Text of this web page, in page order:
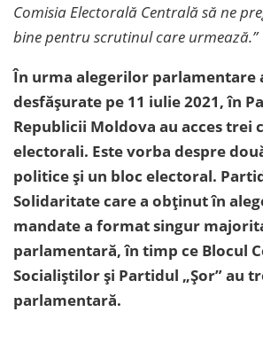
Comisia Electorală Centrală să ne
bine pentru scrutinul care urmează.”
În urma alegerilor parlamentare
desfășurate pe 11 iulie 2021, în
Republicii Moldova au acces trei
electorali. Este vorba despre
politice și un bloc electoral.
Solidaritate care a obținut în
mandate a format singur
parlamentară, în timp ce Blocul
Socialiștilor și Partidul „Șor” au
parlamentară.